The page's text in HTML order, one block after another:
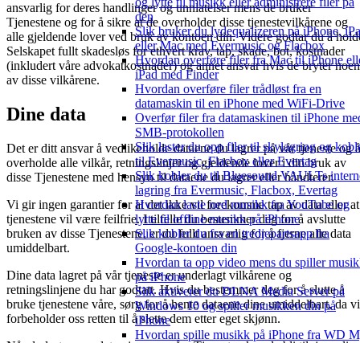
den
Slik bruker du lydequalizeren på iPhone,
eller Mac med Evermusic og Flacbox
Hvordan overføre filer fra Mac til iPhone
iPad med Finder
Hvordan overføre filer trådløst fra en
datamaskin til en iPhone med WiFi-Drive
Overfør filer fra datamaskinen til iPhone
SMB-protokollen
Slik laster du opp filer til skylagring og
til Evermusic, Flacbox eller Evertag
Slik kobler du til Bluesound VAULTs
lagring fra Evermusic, Flacbox, Evertag
Hvordan laste ned musikk fra YouTube og
lytte til offline musikk på iPhone
Slik kobler du fra en tredjepartsapp fra
Google-kontoen din
Hvordan ta opp video mens du spiller
på iPhone
Slik aktiverer du DLNA Media Server på
Windows 10 og spiller musikken din på
iPhone
Hvordan spille musikk på iPhone fra WD
ansvarlig for deres handlinger og unnlatelser mens de bruker
Tjenestene og for å sikre at de overholder disse tjenestevilkårene og
alle gjeldende lover ved bruk av kontoen din. Videre godtar du å
Selskapet fullt skadesløs for ethvert krav, tap, skade, bot, kostnader
(inkludert våre advokatkostnader) og annet ansvar hvis de bryter noen
av disse vilkårene.
Dine data
Det er ditt ansvar å vedlikeholde dataene du lagrer på vår tjeneste og å
overholde alle vilkår, retningslinjer og gjeldende lover i din bruk av
disse Tjenestene med hensyn til dataene du lagrer eller håndterer.
Vi gir ingen garantier for at det ikke vil forekomme tap av data eller at
tjenestene vil være feilfrie. I tilfelle du bestemmer deg for å avslutte
bruken av disse Tjenestene, er du fullt ansvarlig for å fjerne alle data
umiddelbart.
Dine data lagret på vår tjeneste er underlagt vilkårene og
retningslinjene du har godtatt. Hvis du bestemmer deg for å slutte å
bruke tjenestene våre, sørg for å hente dataene dine umiddelbart, da vi
forbeholder oss retten til å slette dem etter eget skjønn.